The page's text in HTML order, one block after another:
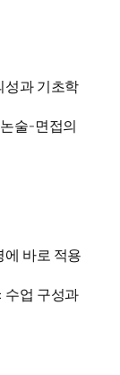
성과 기초학
술-면접의
바로 적용
수업 구성과